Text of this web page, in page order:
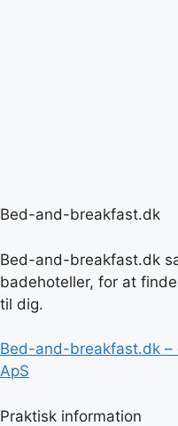
Bed-and-breakfast.dk
Bed-and-breakfast.dk
badehoteller, for at
til dig.
Bed-and-breakfast.dk –
ApS
Praktisk information